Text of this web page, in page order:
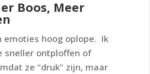
Boos, Meer
emoties hoog oplope. Ik
sneller ontploffen of
ze “druk” zijn, maar